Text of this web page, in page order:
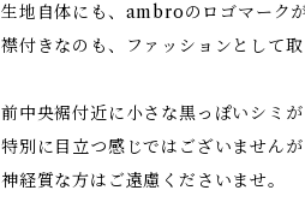
生地自体にも、ambroのロゴマーク
襟付きなのも、ファッションとして
前中央裾付近に小さな黒っぽいシミ
特別に目立つ感じではございませんが
神経質な方はご遠慮くださいませ。